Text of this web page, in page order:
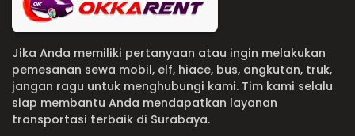
Jika Anda memiliki pertanyaan atau ingin melakukan
pemesanan sewa mobil, elf, hiace, bus, angkutan, truk,
jangan ragu untuk menghubungi kami. Tim kami selalu
siap membantu Anda mendapatkan layanan
transportasi terbaik di Surabaya.